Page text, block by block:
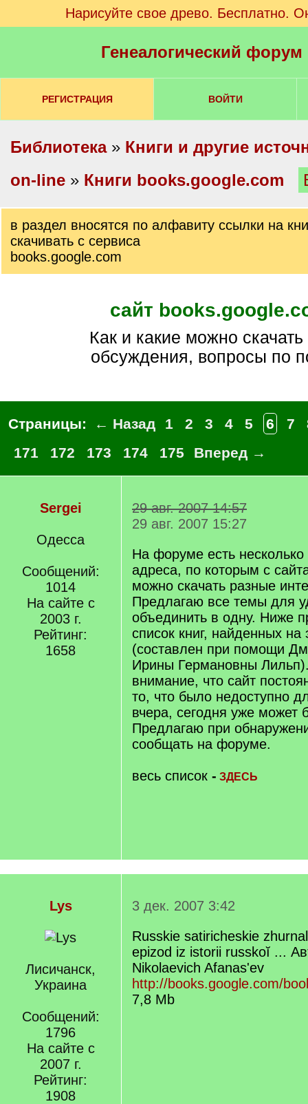
Нарисуйте свое древо. Бесплатно.
Генеалогический
РЕГИСТРАЦИЯ ВОЙТИ
Библиотека» Книги и другие
on-line » Книги books.google.com
в раздел вносятся по алфавиту ссылки на
скачивать с сервиса
books.google.com
сайт
как и какие можно скачать
обсуждения, вопросы по
Страницы: ← Назад 1 2 3 4 5 6 7
171
172 173 174 175 Вперед →
Sergei
Одесса
Сообщений:
1014
На сайте с
2003 г.
Рейтинг:
1658
29 авг. 2007 14:57
29 авг. 2007 15:27
На форуме есть несколько
адреса, по которым с
можно скачать разные
Предлагаю все темы для
объединить в одну. Ниже
список книг, найденных на
(составлен при помощи
Ирины Германовны
внимание, что сайт
то, что было недоступно
вчера, сегодня уже может
Предлагаю при
сообщать на форуме.
весь список - ЗДЕСЬ
Lys
Лисичанск,
Украина
Сообщений:
1796
На сайте с
2007 г.
Рейтинг:
1908
3 дек. 2007 3:42
Russkie satiricheskie
epizod iz istorii russkoĭ ...
Nikolaevich Afanasʹev
http://books.google.com/
7,8 Mb